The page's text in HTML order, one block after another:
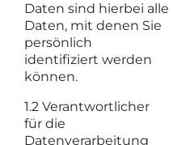
Daten sind hierbei alle
Daten, mit denen Sie
persönlich
identifiziert werden
können.
1.2 Verantwortlicher
für die
Datenverarbeitung